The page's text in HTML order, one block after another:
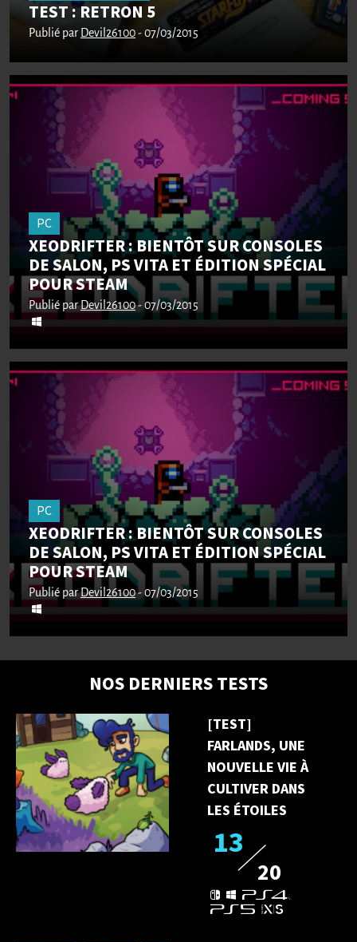
TEST : RETRON 5
Publié par Devil26100- 07/03/2015
PC
XEODRIFTER : BIENTÔT SUR CONSOLES
DE SALON, PS VITA ET ÉDITION SPÉCIAL
POUR STEAM
Publié parDevil26100- 07/03/2015
PC
XEODRIFTER : BIENTÔT SUR CONSOLES
DE SALON, PS VITA ET ÉDITION SPÉCIAL
POUR STEAM
Publié parDevil26100- 07/03/2015
NOS DERNIERS TESTS
[TEST]
FARLANDS, UNE
NOUVELLE VIE À
CULTIVER DANS
LES ÉTOILES
13
20